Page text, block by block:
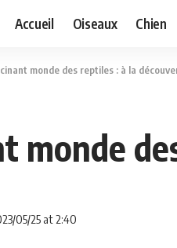
Accueil Oiseaux Chien
monde des reptiles : à la
monde
05/25 at 2:40